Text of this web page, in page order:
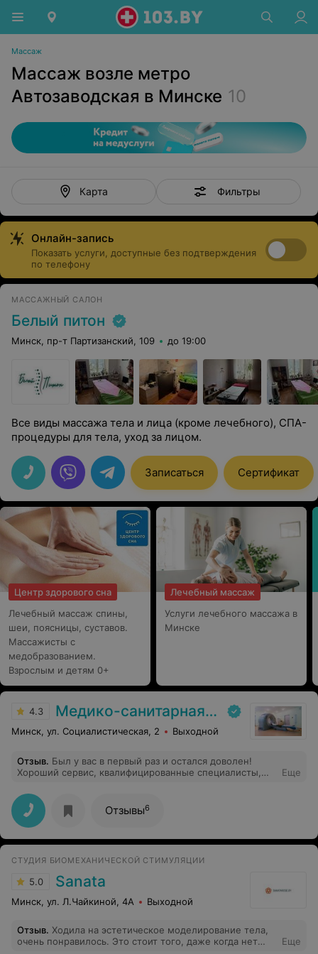
Массаж
Массаж возле метро
Автозаводская в Минске 10
Карта Фильтры
Онлайн-запись
Показать услуги, доступные без подтверждения
по телефону
МАССАЖНЫЙ САЛОН
Белый питон
Минск, пр-т Партизанский, 109 до 19:00
Все виды массажа тела и лица (кроме лечебного), СПА-
процедуры для тела, уход за лицом.
Записаться Сертификат
Центр здорового сна
Лечебный массаж спины,
шеи, поясницы, суставов.
Массажисты с
медобразованием.
Взрослым и детям 0+
Лечебный массаж
Услуги лечебного массажа в
Минске
4.3 Медико-санитарная часть «МАЗ»
Минск, ул. Социалистическая, 2 Выходной
Отзыв. Был у вас в первый раз и остался доволен!
Хороший сервис, квалифицированные специалисты,
необходимости приду к вам еще!
Еще
Отзывы6
СТУДИЯ БИОМЕХАНИЧЕСКОЙ СТИМУЛЯЦИИ
5.0 Sanata
Минск, ул. Л.Чайкиной, 4А Выходной
Отзыв. Ходила на эстетическое моделирование тела,
очень понравилось. Это стоит того, даже когда нет
Еще